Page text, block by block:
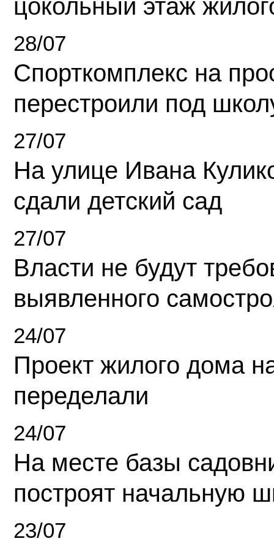
цокольный этаж
28/07
Спорткомплекс на
перестроили под
27/07
На улице Ивана
сдали детский сад
27/07
Власти не будут
выявленного
24/07
Проект жилого дома
переделали
24/07
На месте базы
построят начальную
23/07